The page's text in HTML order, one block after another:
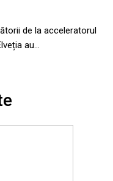
de la acceleratorul
au…